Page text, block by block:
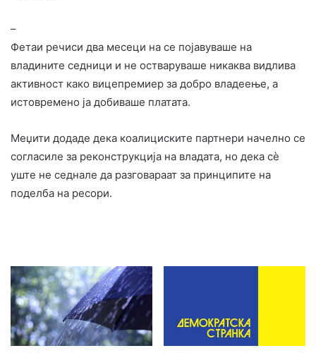
–
Фетаи речиси два месеци на се појавуваше на
владините седници и не остваруваше никаква видлива
активност како вицепремиер за добро владеење, а
истовремено ја добиваше платата.
Меџити додаде дека коалициските партнери начелно се
согласиле за реконструкција на владата, но дека сè
уште не седнале да разговараат за принципите на
поделба на ресори.